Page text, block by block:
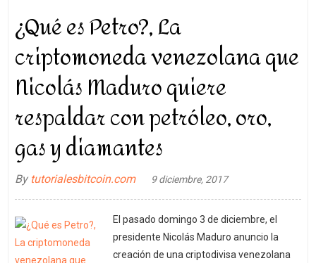
¿Qué es Petro?, La
criptomoneda venezolana que
Nicolás Maduro quiere
respaldar con petróleo, oro,
gas y diamantes
By tutorialesbitcoin.com 9 diciembre, 2017
El pasado domingo 3 de diciembre, el
presidente Nicolás Maduro anuncio la
creación de una criptodivisa venezolana